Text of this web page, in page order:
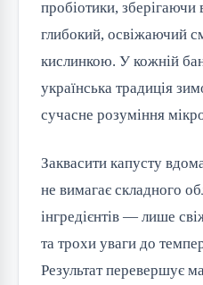
пробіотики, зберігаючи
глибокий, освіжаючий
кислинкою. У кожній
українська традиція
сучасне розуміння
Заквасити капусту
не вимагає складного
інгредієнтів — лише
та трохи уваги до
Результат перевершує